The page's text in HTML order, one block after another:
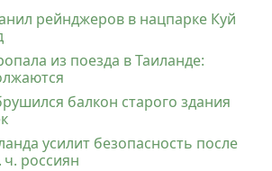
рейнджеров в нацпарке Куй
из поезда в Таиланде:
балкон старого здания
усилит безопасность после
ч. россиян